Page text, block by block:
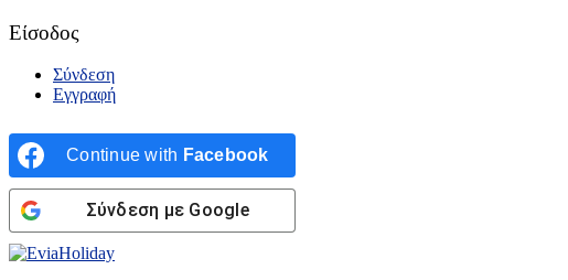
Είσοδος
Σύνδεση
Εγγραφή
Continue with Facebook
Σύνδεση με Google